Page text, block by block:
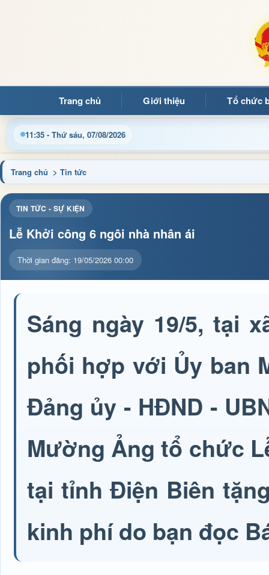
Trang chủ Giới thiệu Tổ chức
11:35 - Thứ sáu, 07/08/2026
Trang chủ > Tin tức
TIN TỨC - SỰ KIỆN
Lễ Khởi công 6 ngôi nhà nhân ái
Thời gian đăng: 19/05/2026 00:00
Sáng ngày 19/5, tại
phối hợp với Ủy ban
Đảng ủy - HĐND -
Mường Ảng tổ chức
tại tỉnh Điện Biên
kinh phí do bạn đọc